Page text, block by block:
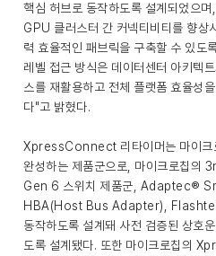
핵심 허브로 동작하도록 설계되었으
GPU 클러스터 간 커넥티비티를 향상
력 효율적인 패브릭을 구축할 수 있도
레벨 접근 방식은 데이터센터 아키텍
스를 재활용하고 전체 플랫폼 효율성
다"고 밝혔다.
XpressConnect 리타이머는 마이크
완성하는 제품군으로, 마이크로칩
Gen 6 스위치 제품군, Adaptec®
HBA(Host Bus Adapter),
동작하도록 설계돼 사전 검증된 상호
도록 설계됐다. 또한 마이크로칩의